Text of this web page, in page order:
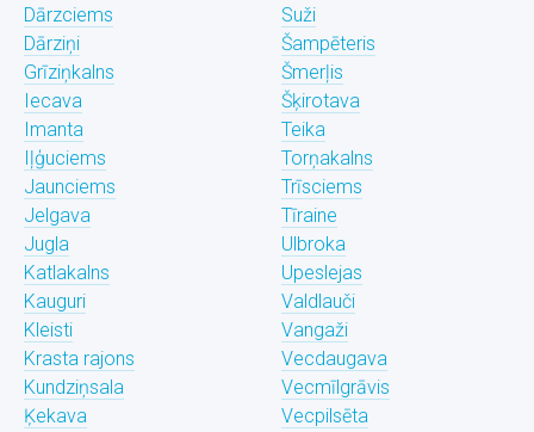
Dārzciems
Dārziņi
Grīziņkalns
Iecava
Imanta
Iļģuciems
Jaunciems
Jelgava
Jugla
Katlakalns
Kauguri
Kleisti
Krasta rajons
Kundziņsala
Ķekava
Suži
Šampēteris
Šmerļis
Šķirotava
Teika
Torņakalns
Trīsciems
Tīraine
Ulbroka
Upeslejas
Valdlauči
Vangaži
Vecdaugava
Vecmīlgrāvis
Vecpilsēta